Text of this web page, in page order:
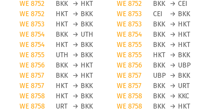
WE 8752
BKK → HKT WE 8752 BKK → CEI
WE 8752
HKT → BKK WE 8753 CEI → BKK
WE 8753
HKT → BKK WE 8753 BKK → HKT
WE 8754
BKK → UTH WE 8754 BKK → HKT
WE 8754
HKT → BKK WE 8755 BKK → HKT
WE 8755
UTH → BKK WE 8755 HKT → BKK
WE 8756
BKK → HKT WE 8756 BKK → UBP
WE 8757
BKK → HKT WE 8757 UBP → BKK
WE 8757
HKT → BKK WE 8757 BKK → URT
WE 8758
HKT → BKK WE 8758 BKK → KKC
WE 8758
URT → BKK WE 8758 BKK → HKT